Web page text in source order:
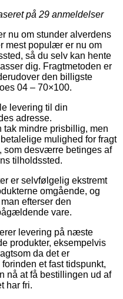
på 29 anmeldelser
nu om stunder alverdens
mest populær er nu om
så du selv kan hente
dig. Fragtmetoden er
den billigste
04 – 70×100.
levering til din
adresse.
mindre prisbillig, men
mulighed for fragt
som desværre betinges af
tilholdssted.
er selvfølgelig ekstremt
omgående, og
efterser den
vare.
levering på næste
produkter, eksempelvis
da det er
et fast tidspunkt,
nå at få bestillingen ud af
har fri.